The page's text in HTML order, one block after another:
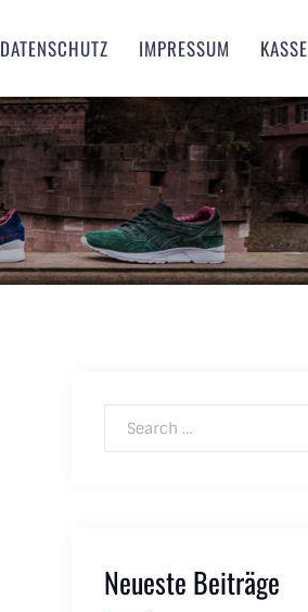
DATENSCHUTZ IMPRESSUM KASSE
Search for:
Neueste Beiträge